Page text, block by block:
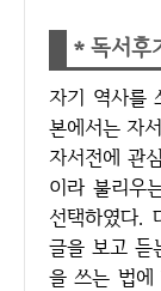
* 독서후
자기 역사를 쓰는 것이 우리에게는 익숙하지 않다. 일
본에서는 자
자서전에
이라 불리우
선택하였다.
글을 보고 듣
을 쓰는 법에